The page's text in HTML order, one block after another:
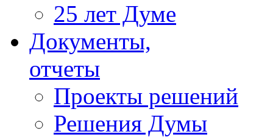
25 лет Думе
Документы,
отчеты
Проекты решений
Решения Думы